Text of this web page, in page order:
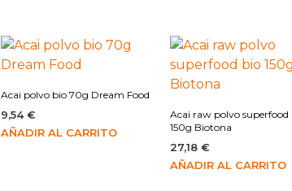
Acai polvo bio 70g Dream Food
9,54€
AÑADIR AL CARRITO
Acai raw polvo superfood
150g Biotona
27,18€
AÑADIR AL CARRITO